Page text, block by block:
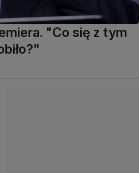
"Co się z tym